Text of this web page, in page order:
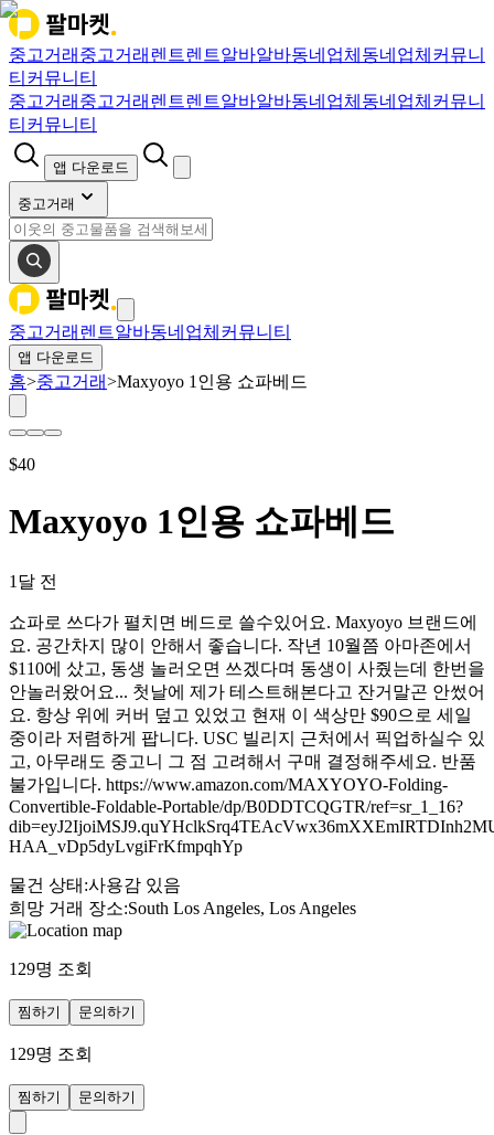
중고거래 중고거래 렌트렌트알바알바동네업체 동네업체 커뮤니
티 커뮤니티
중고거래 중고거래 렌트렌트알바알바동네업체 동네업체 커뮤니
티 커뮤니티
앱 다운로드
중고거래
중고거래 렌트알바동네업체 커뮤니티
앱 다운로드
홈>중고거래>Maxyoyo 1인용 쇼파베드
$40
Maxyoyo 1인용 쇼파베드
1달 전
쇼파로 쓰다가 펼치면 베드로 쓸수있어요. Maxyoyo 브랜드에
요. 공간차지 많이 안해서 좋습니다. 작년 10월쯤 아마존에서
$110에 샀고, 동생 놀러오면 쓰겠다며 동생이 사줬는데 한번을
안놀러왔어요... 첫날에 제가 테스트해본다고 잔거말곤 안썼어
요. 항상 위에 커버 덮고 있었고 현재 이 색상만 $90으로 세일
중이라 저렴하게 팝니다. USC 빌리지 근처에서 픽업하실수 있
고, 아무래도 중고니 그 점 고려해서 구매 결정해주세요. 반품
불가입니다. https://www.amazon.com/MAXYOYO-Folding-
Convertible-Foldable-Portable/dp/B0DDTCQGTR/ref=sr_1_16?
HAA_vDp5dyLvgiFrKfmpqhYp
물건 상태 :사용감 있음
희망 거래 장소:South Los Angeles, Los Angeles
129명 조회
찜하기 문의하기
129명 조회
찜하기 문의하기